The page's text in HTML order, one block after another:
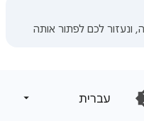
ונעזור לכם לפתור אותה
‏עברית